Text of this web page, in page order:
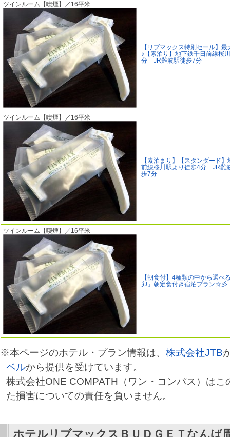
ツインルーム【喫煙】／16平米
【リブマックス特別セール】
♪【素泊り】地下鉄千日前線桜
分 JR難波駅徒歩7分
ツインルーム【喫煙】／16平米
【素泊まり】【スタンダード
前線桜川駅より徒歩4分 JR難
歩7分
ツインルーム【喫煙】／16平米
【朝食付】4種類の中から選べ
卯」朝定食付き宿泊プラン☆彡
※本ページのホテル・プラン情報は、 株式会社JTB
ベルから提供を受けています。
株式会社ONE COMPATH（ワン・コンパス）はこ
た損害についての責任を負いません。
ホテルリブマックスＢＵＤＧＥＴなんば